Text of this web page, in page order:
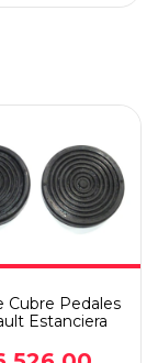
Cubre Pedales
Estanciera